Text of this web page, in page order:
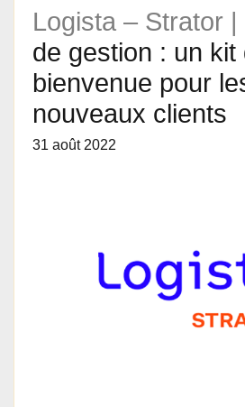
Logista – Strator |
de gestion : un kit
bienvenue pour
nouveaux clients
31 août 2022